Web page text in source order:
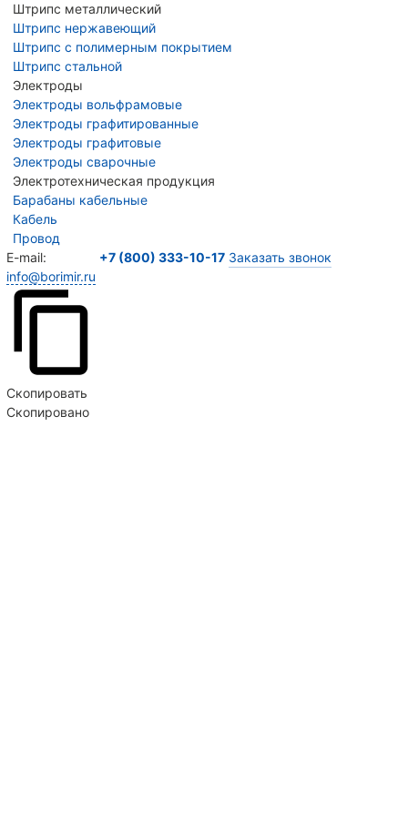
Штрипс металлический
Штрипс нержавеющий
Штрипс с полимерным покрытием
Штрипс стальной
Электроды
Электроды вольфрамовые
Электроды графитированные
Электроды графитовые
Электроды сварочные
Электротехническая продукция
Барабаны кабельные
Кабель
Провод
E-mail:
info@borimir.ru
Скопировать
Скопировано
+7 (800) 333-10-17 Заказать звонок